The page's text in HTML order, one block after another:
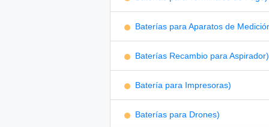
Baterías para Aparatos de
Baterías Recambio para Aspirador)
Batería para Impresoras)
Baterías para Drones)